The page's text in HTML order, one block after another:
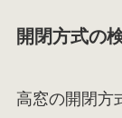
開閉方式の
高窓の開閉方